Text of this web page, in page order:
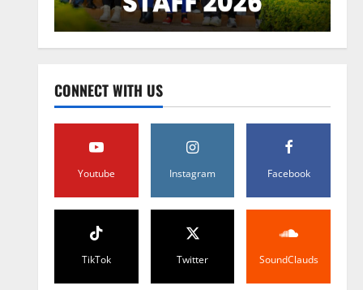
CONNECT WITH US
Youtube Instagram Facebook
TikTok Twitter SoundClauds